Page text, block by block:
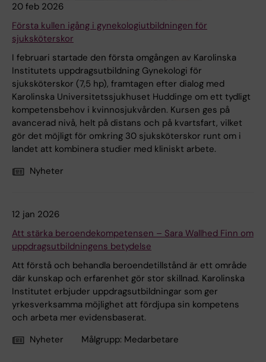
20 feb 2026
Första kullen igång i gynekologiutbildningen för
sjuksköterskor
I februari startade den första omgången av Karolinska
Institutets uppdragsutbildning Gynekologi för
sjuksköterskor (7,5 hp), framtagen efter dialog med
Karolinska Universitetssjukhuset Huddinge om ett tydligt
kompetensbehov i kvinnosjukvården. Kursen ges på
avancerad nivå, helt på distans och på kvartsfart, vilket
gör det möjligt för omkring 30 sjuksköterskor runt om i
landet att kombinera studier med kliniskt arbete.
Nyheter
12 jan 2026
Att stärka beroendekompetensen – Sara Wallhed Finn om
uppdragsutbildningens betydelse
Att förstå och behandla beroendetillstånd är ett område
där kunskap och erfarenhet gör stor skillnad. Karolinska
Institutet erbjuder uppdragsutbildningar som ger
yrkesverksamma möjlighet att fördjupa sin kompetens
och arbeta mer evidensbaserat.
Nyheter
Målgrupp: Medarbetare